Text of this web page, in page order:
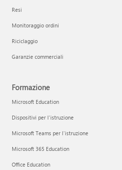
Resi
Monitoraggio ordini
Riciclaggio
Garanzie commerciali
Formazione
Microsoft Education
Dispositivi per l'istruzione
Microsoft Teams per l'istruzione
Microsoft 365 Education
Office Education